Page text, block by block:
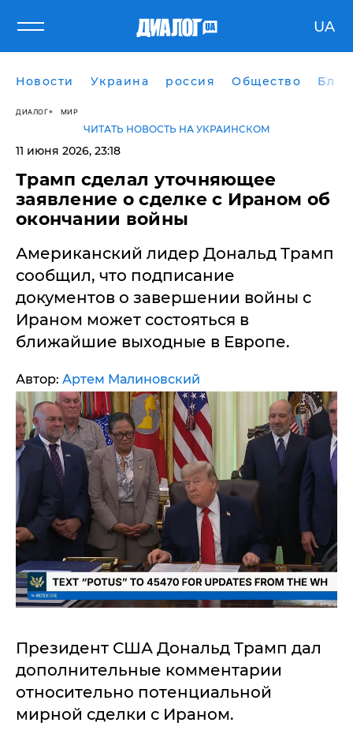
UA
Новости Украина россия Общество
ДИАЛОГ МИР
ЧИТАТЬ НОВОСТЬ НА УКРАИНСКОМ
11 июня 2026, 23:18
Трамп сделал уточняющее
заявление о сделке с Ираном об
окончании войны
Американский лидер Дональд Трамп
сообщил, что подписание
документов о завершении войны с
Ираном может состояться в
ближайшие выходные в Европе.
Автор: Артем Малиновский
Президент США Дональд Трамп дал
дополнительные комментарии
относительно потенциальной
мирной сделки с Ираном.